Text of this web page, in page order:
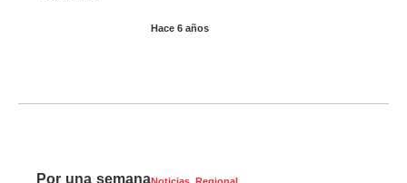
Hace 6 años
Por una semana